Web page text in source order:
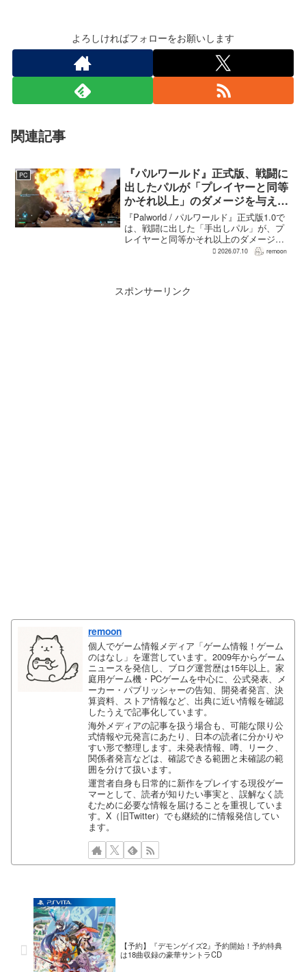
よろしければフォローをお願いします
関連記事
PC
『パルワールド』正式版、戦闘に
出したパルが「プレイヤーと同等
かそれ以上」のダメージを与えら
れるように
『Palworld / パルワールド』正式版1.0で
は、戦闘に出した「手出しパル」が、プ
レイヤーと同等かそれ以上のダメージを
敵に与えられるようになった。ほぼすべ
2026.07.10 remoon
スポンサーリンク
remoon
個人でゲーム情報メディア「ゲーム情報！ゲーム
のはなし」を運営しています。2009年からゲーム
ニュースを発信し、ブログ運営歴は15年以上。家
庭用ゲーム機・PCゲームを中心に、公式発表、メ
ーカー・パブリッシャーの告知、開発者発言、決
算資料、ストア情報など、出典に近い情報を確認
したうえで記事化しています。
海外メディアの記事を扱う場合も、可能な限り公
式情報や元発言にあたり、日本の読者に分かりや
すい形で整理します。未発表情報、噂、リーク、
関係者発言などは、確認できる範囲と未確認の範
囲を分けて扱います。
運営者自身も日常的に新作をプレイする現役ゲー
マーとして、読者が知りたい事実と、誤解なく読
むために必要な情報を届けることを重視していま
す。X（旧Twitter）でも継続的に情報発信してい
ます。
【予約】『デモンゲイズ2』予約開始！予約特典
は18曲収録の豪華サントラCD